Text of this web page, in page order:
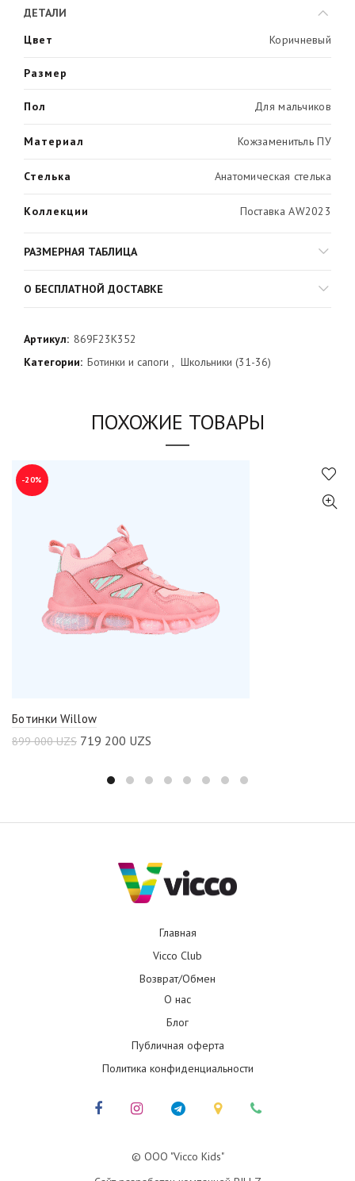
ДЕТАЛИ
Цвет
Коричневый
Размер
Пол Для мальчиков
Материал Кожзаменитьль ПУ
Стелька Анатомическая стелька
Коллекции Поставка AW2023
РАЗМЕРНАЯ ТАБЛИЦА
О БЕСПЛАТНОЙ ДОСТАВКЕ
Артикул: 869F23K352
Категории: Ботинки и сапоги , Школьники (31-36)
ПОХОЖИЕ ТОВАРЫ
-20%
Ботинки Willow
899 000UZS 719 200 UZS
Главная
Vicco Club
Возврат/Обмен
О нас
Блог
Публичная оферта
Политика конфиденциальности
© ООО "Vicco Kids"